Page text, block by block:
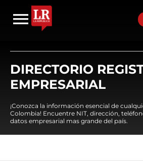
DIRECTORIO
EMPRESARIAL
¡Conozca la información esencial de
Colombia! Encuentre NIT, dirección,
datos empresarial mas grande del país.